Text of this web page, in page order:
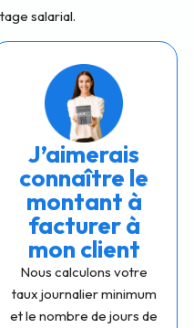
salarial.
J’aimerais
connaître le
montant à
facturer à
mon client
Nous calculons votre
taux journalier minimum
et le nombre de jours de